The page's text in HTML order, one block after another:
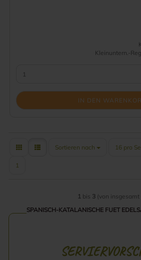
Kleinuntern.-
IN DEN
Sortieren nach
Sortieren nach 16 pro
pro Seite
1
1 bis 3 (von insgesamt
SPANISCH-KATALANISCHE FUET